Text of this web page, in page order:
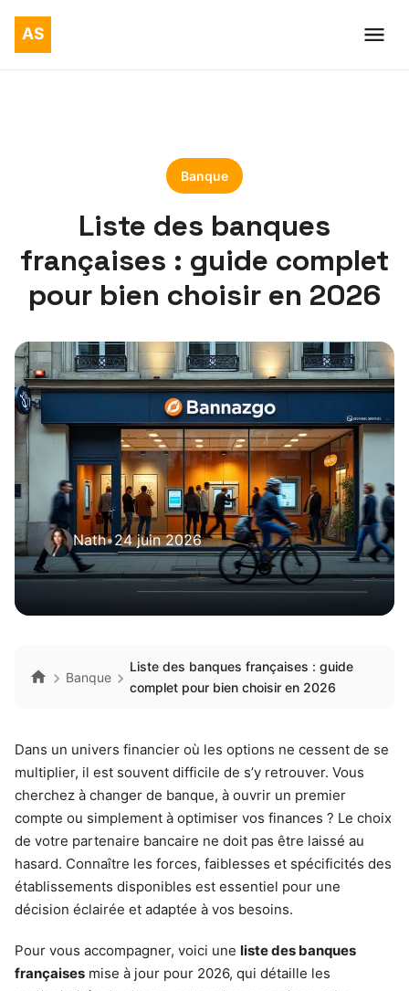
Banque
Liste des banques
françaises : guide complet
pour bien choisir en 2026
Nath•24 juin 2026
Banque
Liste des banques françaises : guide
complet pour bien choisir en 2026
Dans un univers financier où les options ne cessent de se
multiplier, il est souvent difficile de s’y retrouver. Vous
cherchez à changer de banque, à ouvrir un premier
compte ou simplement à optimiser vos finances ? Le choix
de votre partenaire bancaire ne doit pas être laissé au
hasard. Connaître les forces, faiblesses et spécificités des
établissements disponibles est essentiel pour une
décision éclairée et adaptée à vos besoins.
Pour vous accompagner, voici une liste des banques
françaises mise à jour pour 2026, qui détaille les